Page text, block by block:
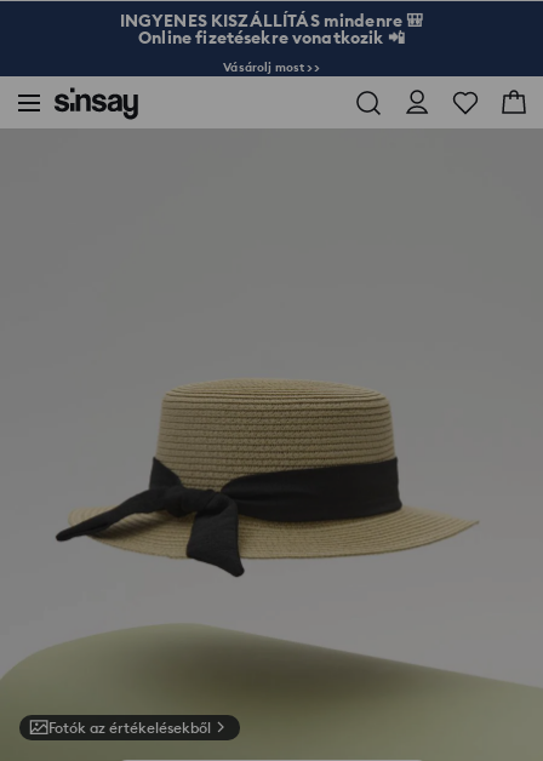
INGYENES KISZÁLLÍTÁS mindenre 🎒
Online fizetésekre vonatkozik 📲
Vásárolj most >>
Fotók az értékelésekből